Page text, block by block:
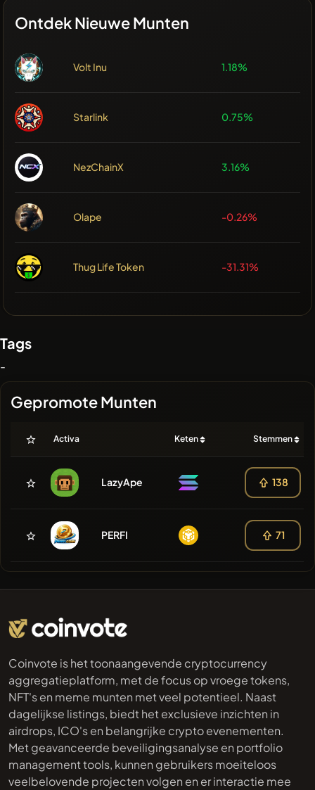
Ontdek Nieuwe Munten
Volt Inu 1.18%
Starlink 0.75%
NezChainX 3.16%
Olape -0.26%
Thug Life Token -31.31%
Tags
-
Gepromote Munten
Activa Keten Stemmen
LazyApe 138
PERFI 71
Coinvote is het toonaangevende cryptocurrency
aggregatieplatform, met de focus op vroege tokens,
NFT's en meme munten met veel potentieel. Naast
dagelijkse listings, biedt het exclusieve inzichten in
airdrops, ICO's en belangrijke crypto evenementen.
Met geavanceerde beveiligingsanalyse en portfolio
management tools, kunnen gebruikers moeiteloos
veelbelovende projecten volgen en er interactie mee